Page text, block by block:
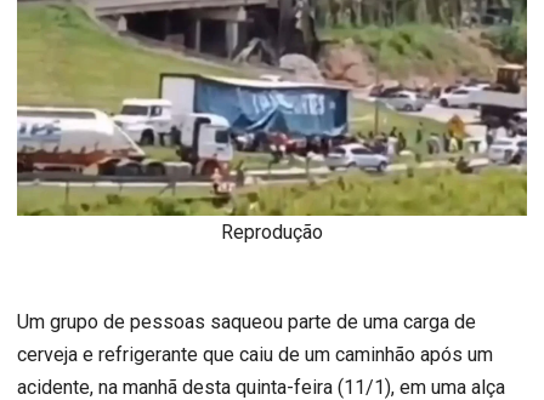
Reprodução
Um grupo de pessoas saqueou parte de uma carga de
cerveja e refrigerante que caiu de um caminhão após um
acidente, na manhã desta quinta-feira (11/1), em uma alça